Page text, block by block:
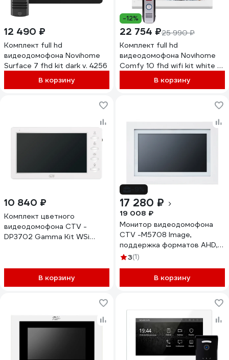
12 490 ₽
Комплект full hd
видеодомофона Novihome
Surface 7 fhd kit dark v. 4256
В корзину
-12%
22 754 ₽25 990 ₽
Комплект full hd
видеодомофона Novihome
Comfy 10 fhd wifi kit white с
wifi v. 4101В корзину
10 840 ₽
Комплект цветного
видеодомофона CTV -
DP3702 Gamma Kit WSi
поддержка формата Full HD,
монитор с экраном 7") 10-
0001066
В корзину
17 280 ₽
19 008 ₽
Монитор видеодомофона
CTV -M5708 Image,
поддержка форматов AHD,
TVI, CVI и CVBS с
1080p/720p/960H,
встроенный модуль Wi-Fi,
загруженных изображений. 3
сменные декоративные
рамки в комплекте. 10-
3(1)
В корзину